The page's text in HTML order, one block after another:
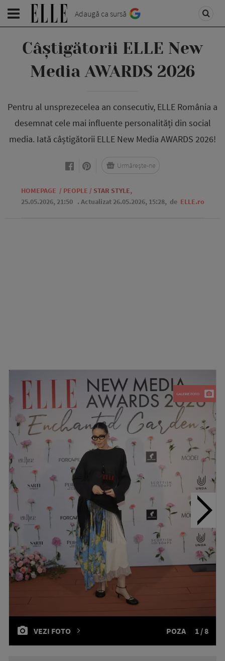
Adaugă ca sursă
Câștigătorii ELLE New
Media AWARDS 2026
Pentru al unsprezecelea an consecutiv, ELLE România a
desemnat cele mai influente personalități din social
media. Iată câștigătorii ELLE New Media AWARDS 2026!
HOMEPAGE / PEOPLE / STAR STYLE,
25.05.2026, 21:50 . Actualizat 26.05.2026, 15:28, de ELLE.ro
Urmărește-ne
VEZI FOTO POZA 1 / 8